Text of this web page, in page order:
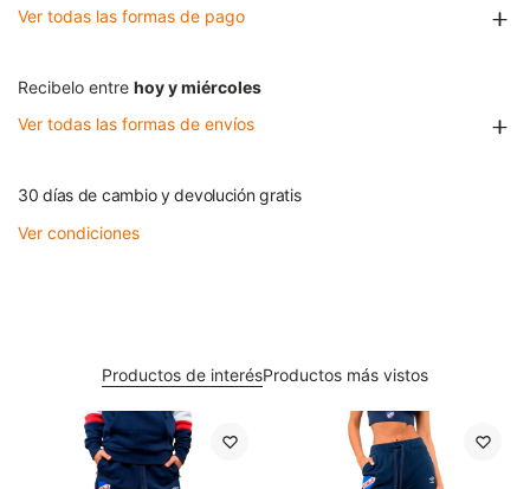
Ver todas las formas de pago
Recibelo entre hoy y miércoles
Ver todas las formas de envíos
30 días de cambio y devolución gratis
Ver condiciones
Productos de interésProductos más vistos